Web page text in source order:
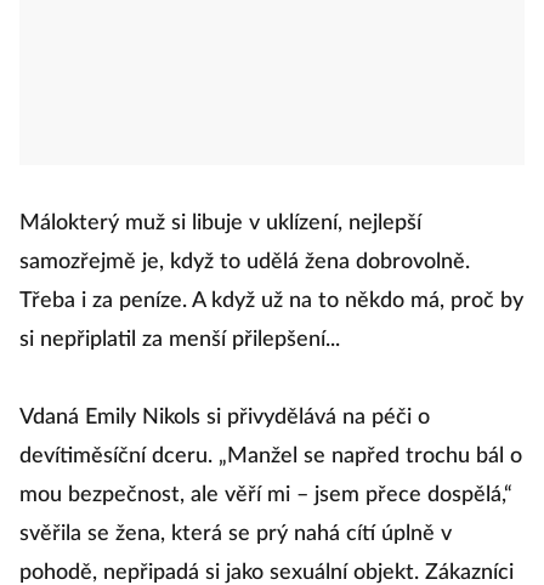
Málokterý muž si libuje v uklízení, nejlepší
samozřejmě je, když to udělá žena dobrovolně.
Třeba i za peníze. A když už na to někdo má, proč by
si nepřiplatil za menší přilepšení...
Vdaná Emily Nikols si přivydělává na péči o
devítiměsíční dceru. „Manžel se napřed trochu bál o
mou bezpečnost, ale věří mi – jsem přece dospělá,“
svěřila se žena, která se prý nahá cítí úplně v
pohodě, nepřipadá si jako sexuální objekt. Zákazníci